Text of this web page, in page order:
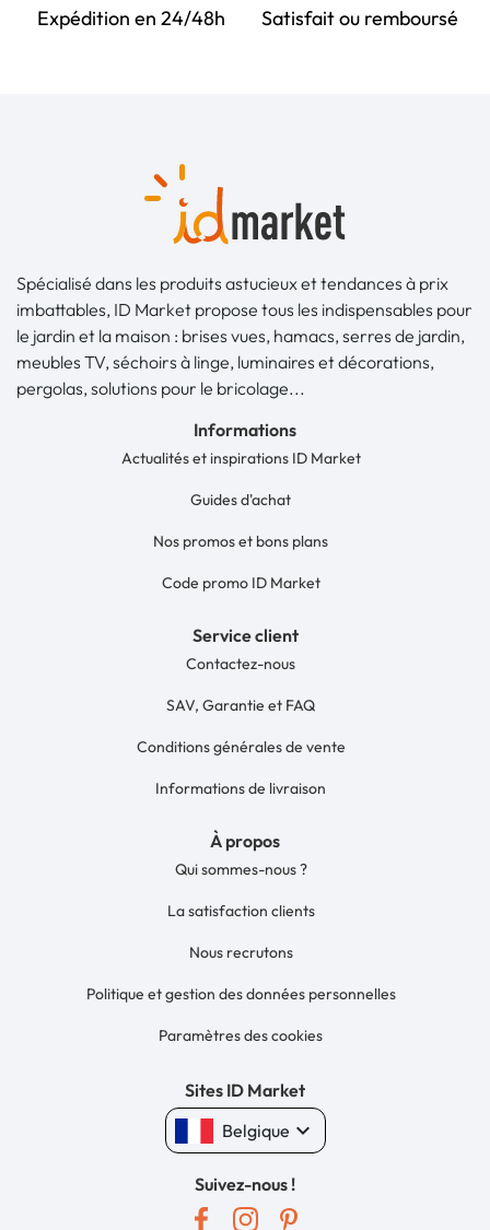
Expédition en 24/48h Satisfait ou remboursé
Spécialisé dans les produits astucieux et tendances à prix
imbattables, ID Market propose tous les indispensables pour
le jardin et la maison : brises vues, hamacs, serres de jardin,
meubles TV, séchoirs à linge, luminaires et décorations,
pergolas, solutions pour le bricolage...
Informations
Actualités et inspirations ID Market
Guides d'achat
Nos promos et bons plans
Code promo ID Market
Service client
Contactez-nous
SAV, Garantie et FAQ
Conditions générales de vente
Informations de livraison
À propos
Qui sommes-nous ?
La satisfaction clients
Nous recrutons
Politique et gestion des données personnelles
Paramètres des cookies
Sites ID Market
Belgique keyboard_arrow_down
Suivez-nous !